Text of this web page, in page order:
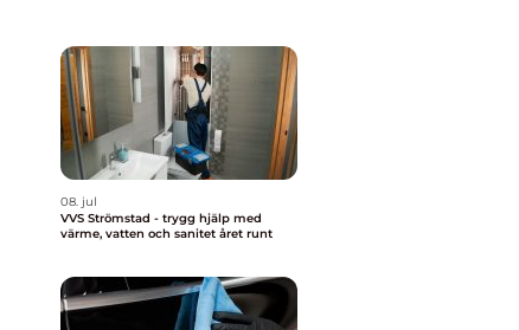
08. jul
VVS Strömstad - trygg hjälp med
värme, vatten och sanitet året runt